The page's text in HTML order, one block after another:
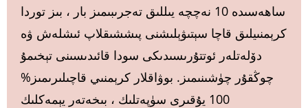
ساھەسىدە 10 نەچچە يىللىق تەجرىبىمىز بار ، بىز توردا
كرېمنىيلىق قاچا سېتىۋېلىشنى پىششىقلاپ ئىشلەش ۋە
دۆلەتلەر ئوتتۇرىسىدىكى سودا قائىدىسىنى تېخىمۇ
چوڭقۇر چۈشىنىمىز. بوۋاقلار كرېمنىي قاچىلىرىمىز%
100 يۇقىرى سۈپەتلىك ، بىخەتەر يېمەكلىك